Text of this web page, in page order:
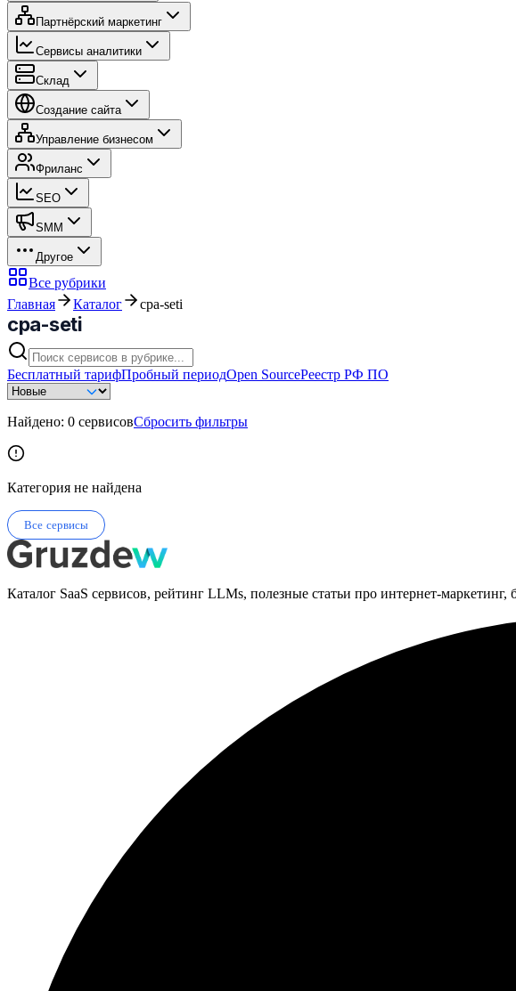
Партнёрский маркетинг
Сервисы аналитики
Склад
Создание сайта
Управление бизнесом
Фриланс
SEO
SMM
Другое
Все рубрики
Главная
Каталог cpa-seti
cpa-seti
Бесплатный тарифПробный периодOpen SourceРеестр РФ ПО
Найдено: 0 сервисовСбросить фильтры
Категория не найдена
Все сервисы
Каталог SaaS сервисов, рейтинг LLMs, полезные статьи про интернет-